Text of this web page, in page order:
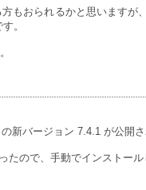
もおられるかと思います
。
新バージョン 7.4.1 が公開さ
ので、手動でインストール